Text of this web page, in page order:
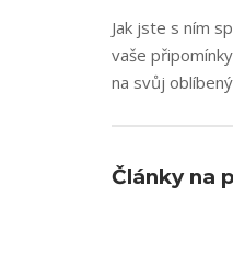
Jak jste s ním
vaše
na svůj
Články na